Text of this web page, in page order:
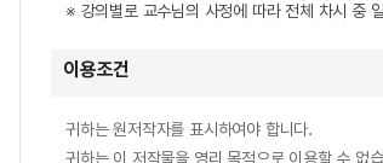
※ 강의별로 교수님의 사정에 따라 전체 차시 중
이용조건
귀하는 원저작자를 표시하여야 합니다.
귀하는 이 저작물을 영리 목적으로 이용할 수 없